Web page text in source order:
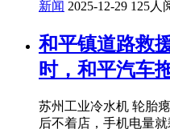
新闻 2025-12-29 125人
和平镇道路救
时，和平汽车
苏州工业冷水机 轮胎
后不着店，手机电量